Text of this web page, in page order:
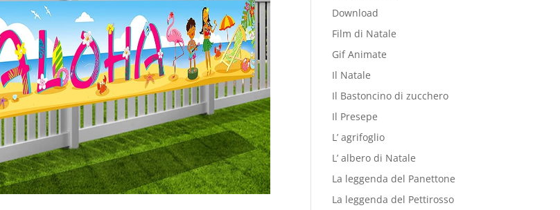
Download
Film di Natale
Gif Animate
Il Natale
Il Bastoncino di zucchero
Il Presepe
L’ agrifoglio
L’ albero di Natale
La leggenda del Panettone
La leggenda del Pettirosso